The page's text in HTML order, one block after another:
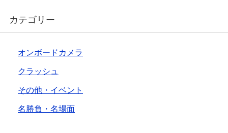
カテゴリー
オンボードカメラ
クラッシュ
その他・イベント
名勝負・名場面